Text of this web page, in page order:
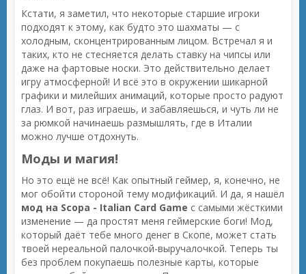
Кстати, я заметил, что некоторые старшие игроки
подходят к этому, как будто это шахматы — с
холодным, сконцентрированным лицом. Встречал я и
таких, кто не стесняется делать ставку на чипсы или
даже на фартовые носки. Это действительно делает
игру атмосферной! И всё это в окружении шикарной
графики и милейших анимаций, которые просто радуют
глаз. И вот, раз играешь, и забавляешься, и чуть ли не
за рюмкой начинаешь размышлять, где в Италии
можно лучше отдохнуть.
Моды и магия!
Но это ещё не всё! Как опытный геймер, я, конечно, не
мог обойти стороной тему модификаций. И да, я нашёл
мод на Scopa - Italian Card Game с самыми жёсткими
изменение — да простят меня геймерские боги! Мод,
который даёт тебе много денег в Скопе, может стать
твоей нереальной палочкой-выручалочкой. Теперь ты
без проблем покупаешь полезные карты, которые